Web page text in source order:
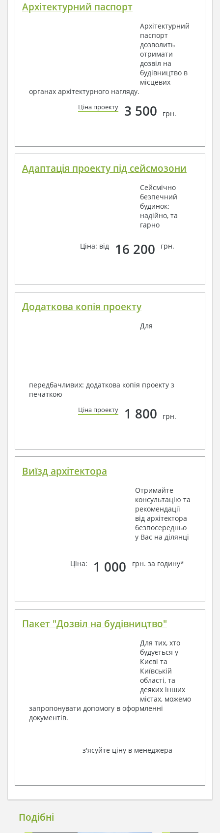
Архітектурний паспорт
Архітектурний
паспорт
дозволить
отримати
дозвіл на
будівництво в
місцевих
органах архітектурного нагляду.
Ціна проекту 3 500 грн.
Адаптація проекту під сейсмозони
Сейсмічно
безпечний
будинок:
надійно, та
гарно
Ціна: від 16 200 грн.
Додаткова копія проекту
Для
передбачливих: додаткова копія проекту з
печаткою
Ціна проекту 1 800 грн.
Виїзд архітектора
Отримайте
консультацію та
рекомендації
від архітектора
безпосередньо
у Вас на ділянці
Ціна: 1 000 грн. за годину*
Пакет "Дозвіл на будівництво"
Для тих, хто
будується у
Києві та
Київській
області, та
деяких інших
містах, можемо
запропонувати допомогу в оформленні
документів.
з'ясуйте ціну в менеджера
Подібні